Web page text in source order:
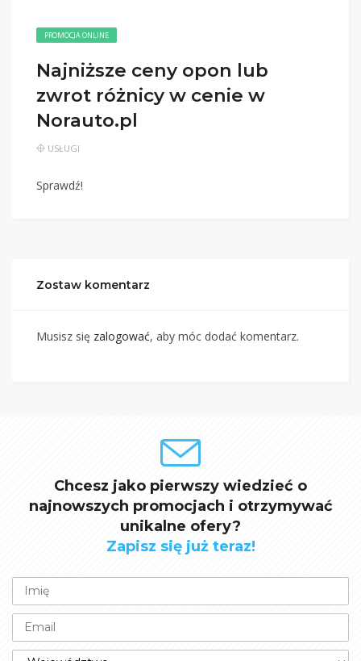
PROMOCJA ONLINE
Najniższe ceny opon lub
zwrot różnicy w cenie w
Norauto.pl
USŁUGI
Sprawdź!
Zostaw komentarz
Musisz się zalogować, aby móc dodać komentarz.
Chcesz jako pierwszy wiedzieć o
najnowszych promocjach i otrzymywać
unikalne ofery?
Zapisz się już teraz!